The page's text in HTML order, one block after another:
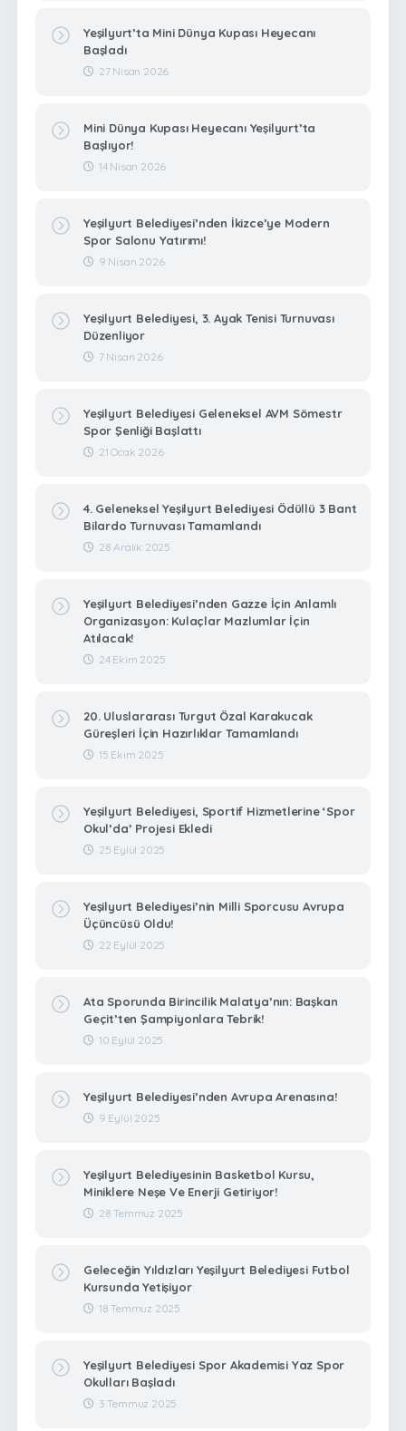
Yeşilyurt’ta Mini Dünya Kupası Heyecanı
Başladı
27 Nisan 2026
Mini Dünya Kupası Heyecanı Yeşilyurt’ta
Başlıyor!
14 Nisan 2026
Yeşilyurt Belediyesi’nden İkizce’ye Modern
Spor Salonu Yatırımı!
9 Nisan 2026
Yeşilyurt Belediyesi, 3. Ayak Tenisi Turnuvası
Düzenliyor
7 Nisan 2026
Yeşilyurt Belediyesi Geleneksel AVM Sömestr
Spor Şenliği Başlattı
21 Ocak 2026
4. Geleneksel Yeşilyurt Belediyesi Ödüllü 3 Bant
Bilardo Turnuvası Tamamlandı
28 Aralık 2025
Yeşilyurt Belediyesi’nden Gazze İçin Anlamlı
Organizasyon: Kulaçlar Mazlumlar İçin
Atılacak!
24 Ekim 2025
20. Uluslararası Turgut Özal Karakucak
Güreşleri İçin Hazırlıklar Tamamlandı
15 Ekim 2025
Yeşilyurt Belediyesi, Sportif Hizmetlerine ‘Spor
Okul’da’ Projesi Ekledi
25 Eylül 2025
Yeşilyurt Belediyesi’nin Milli Sporcusu Avrupa
Üçüncüsü Oldu!
22 Eylül 2025
Ata Sporunda Birincilik Malatya’nın: Başkan
Geçit’ten Şampiyonlara Tebrik!
10 Eylül 2025
Yeşilyurt Belediyesi’nden Avrupa Arenasına!
9 Eylül 2025
Yeşilyurt Belediyesinin Basketbol Kursu,
Miniklere Neşe Ve Enerji Getiriyor!
28 Temmuz 2025
Geleceğin Yıldızları Yeşilyurt Belediyesi Futbol
Kursunda Yetişiyor
18 Temmuz 2025
Yeşilyurt Belediyesi Spor Akademisi Yaz Spor
Okulları Başladı
3 Temmuz 2025